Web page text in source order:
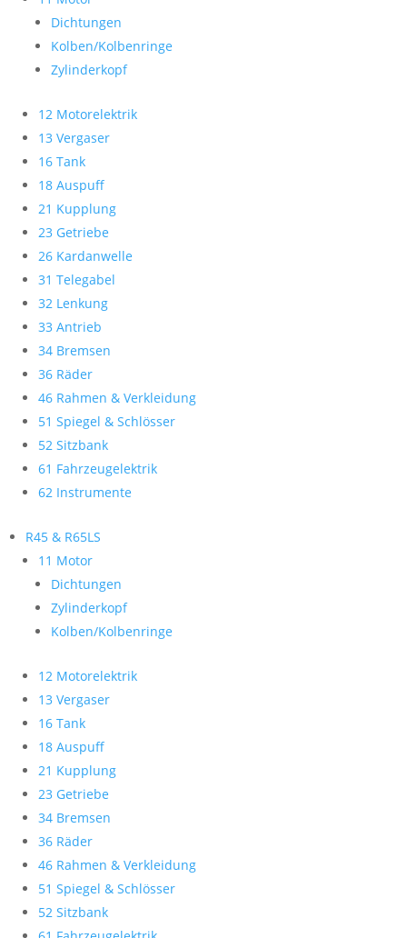
Dichtungen
Kolben/Kolbenringe
Zylinderkopf
12 Motorelektrik
13 Vergaser
16 Tank
18 Auspuff
21 Kupplung
23 Getriebe
26 Kardanwelle
31 Telegabel
32 Lenkung
33 Antrieb
34 Bremsen
36 Räder
46 Rahmen & Verkleidung
51 Spiegel & Schlösser
52 Sitzbank
61 Fahrzeugelektrik
62 Instrumente
R45 & R65LS
11 Motor
Dichtungen
Zylinderkopf
Kolben/Kolbenringe
12 Motorelektrik
13 Vergaser
16 Tank
18 Auspuff
21 Kupplung
23 Getriebe
34 Bremsen
36 Räder
46 Rahmen & Verkleidung
51 Spiegel & Schlösser
52 Sitzbank